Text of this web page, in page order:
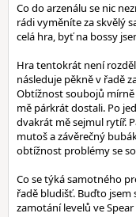
Co do arzenálu se nic
rádi vyměníte za skvělý
celá hra, byť na bossy
Hra tentokrát není
následuje pěkně v řadě
Obtížnost soubojů mírně
mě párkrát dostali. Po
dvakrát mě sejmul rytíř.
mutoš a závěrečný
obtížnost problémy se
Co se týká samotného
řadě bludišť. Buďto
zamotání levelů ve